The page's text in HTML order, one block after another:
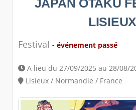
JAPAN OTAKU
LISIEUX
Festival - événement passé
A lieu du 27/09/2025 au 28/08/
Lisieux / Normandie / France